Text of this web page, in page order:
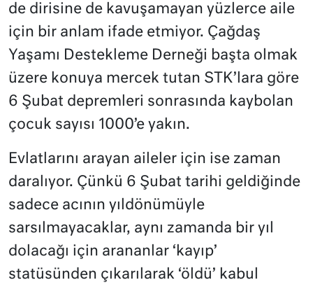
de dirisine de kavuşamayan yüzlerce aile
için bir anlam ifade etmiyor. Çağdaş
Yaşamı Destekleme Derneği başta olmak
üzere konuya mercek tutan STK’lara göre
6 Şubat depremleri sonrasında kaybolan
çocuk sayısı 1000’e yakın.
Evlatlarını arayan aileler için ise zaman
daralıyor. Çünkü 6 Şubat tarihi geldiğinde
sadece acının yıldönümüyle
sarsılmayacaklar, aynı zamanda bir yıl
dolacağı için arananlar ‘kayıp’
statüsünden çıkarılarak ‘öldü’ kabul